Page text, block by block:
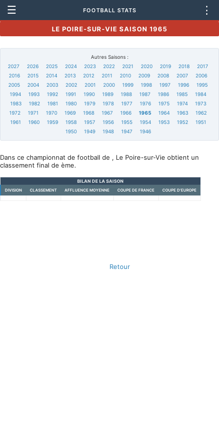
☰ FOOTBALL STATS ⋮
LE POIRE-SUR-VIE SAISON 1965
Autres Saisons :
2027
2026 2025 2024 2023 2022 2021 2020 2019 2018
2017
2016
2015 2014 2013 2012 2011 2010 2009 2008 2007
2006
2005
2004 2003 2002 2001 2000 1999 1998 1997 1996
1995
1994
1993 1992 1991 1990 1989 1988 1987 1986 1985
1984
1983
1982 1981 1980 1979 1978 1977 1976 1975 1974
1973
1972
1971 1970 1969 1968 1967 1966 1965 1964 1963
1962
1961
1960 1959 1958 1957 1956 1955 1954 1953 1952
1951
1950
1949 1948 1947 1946
Dans ce championnat de football de , Le Poire-sur-Vie obtient un
classement final de ème.
BILAN DE LA SAISON
DIVISION CLASSEMENT AFFLUENCE MOYENNE COUPE DE FRANCE COUPE D'EUROPE
Retour